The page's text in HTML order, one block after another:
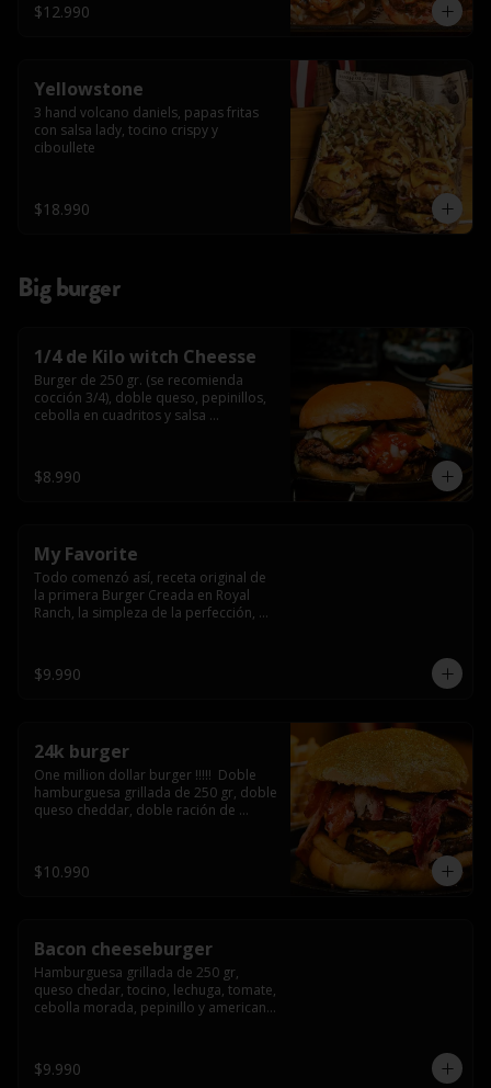
$12.990
Yellowstone
3 hand volcano daniels, papas fritas
con salsa lady, tocino crispy y
ciboullete
$18.990
Big burger
1/4 de Kilo witch Cheesse
Burger de 250 gr. (se recomienda
cocción 3/4), doble queso, pepinillos,
cebolla en cuadritos y salsa
$8.990
My Favorite
Todo comenzó así, receta original de
la primera Burger Creada en Royal
Ranch, la simpleza de la perfección,
queso cheddar
$9.990
24k burger
One million dollar burger !!!!!  Doble
hamburguesa grillada de 250 gr, doble
queso cheddar, doble ración de
gold glitter
$10.990
Bacon cheeseburger
Hamburguesa grillada de 250 gr,
queso chedar, tocino, lechuga, tomate,
cebolla morada, pepinillo y american
$9.990